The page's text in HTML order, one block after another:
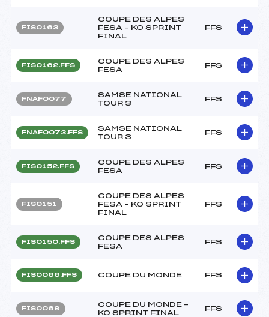
FIS0163
COUPE DES ALPES
FESA – KO SPRINT
FINAL
FFS
FIS0162.FFS
COUPE DES ALPES
FESA
FFS
FNAF0077
SAMSE NATIONAL
TOUR 3
FFS
FNAF0073.FFS
SAMSE NATIONAL
TOUR 3
FFS
FIS0152.FFS
COUPE DES ALPES
FESA
FFS
FIS0151
COUPE DES ALPES
FESA – KO SPRINT
FINAL
FFS
FIS0150.FFS
COUPE DES ALPES
FESA
FFS
FIS0066.FFS COUPE DU MONDE FFS
FIS0069
COUPE DU MONDE –
KO SPRINT FINAL
FFS